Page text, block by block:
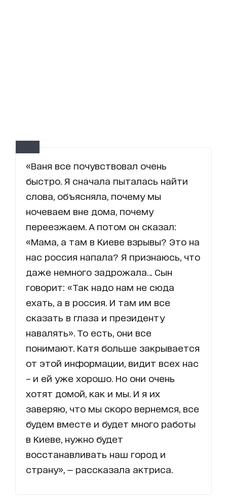
«Ваня все почувствовал очень
быстро. Я сначала пыталась найти
слова, объясняла, почему мы
ночеваем вне дома, почему
переезжаем. А потом он сказал:
«Мама, а там в Киеве взрывы? Это на
нас россия напала? Я признаюсь, что
даже немного задрожала… Сын
говорит: «Так надо нам не сюда
ехать, а в россия. И там им все
сказать в глаза и президенту
навалять». То есть, они все
понимают. Катя больше закрывается
от этой информации, видит всех нас
– и ей уже хорошо. Но они очень
хотят домой, как и мы. И я их
заверяю, что мы скоро вернемся, все
будем вместе и будет много работы
в Киеве, нужно будет
восстанавливать наш город и
страну», — рассказала актриса.